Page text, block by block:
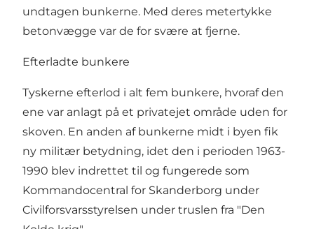
undtagen bunkerne. Med deres metertykke
betonvægge var de for svære at fjerne.
Efterladte bunkere
Tyskerne efterlod i alt fem bunkere, hvoraf den
ene var anlagt på et privatejet område uden for
skoven. En anden af bunkerne midt i byen fik
ny militær betydning, idet den i perioden 1963-
1990 blev indrettet til og fungerede som
Kommandocentral for Skanderborg under
Civilforsvarsstyrelsen under truslen fra "Den